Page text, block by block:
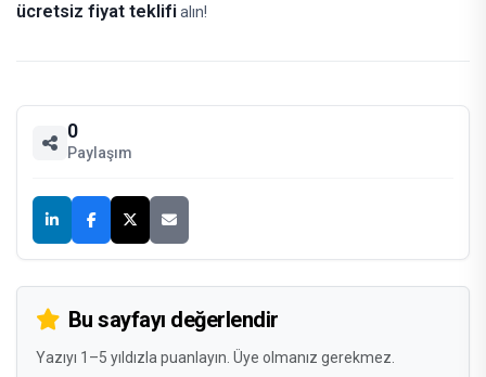
ücretsiz fiyat teklifialın!
0
Paylaşım
Bu sayfayı değerlendir
Yazıyı 1–5 yıldızla puanlayın. Üye olmanız gerekmez.